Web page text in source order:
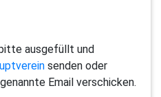
ausgefüllt und
senden oder
Email verschicken.